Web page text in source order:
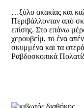
…ξύλο ακακίας και
Περιβάλλονταν από
επίσης. Στο επάνω
χερουβείμ, το ένα
σκυμμένα και τα
Ραβδοσκοπικά